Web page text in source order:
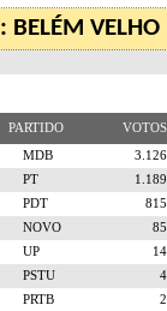
BELÉM VELHO
PARTIDO
MDB
PT
PDT
NOVO
UP
PSTU
PRTB